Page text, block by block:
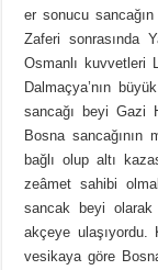
er sonucu sancağın
Zaferi sonrasında
Osmanlı kuvvetleri
Dalmaçya’nın
sancağı beyi Gazi
Bosna sancağının
bağlı olup altı
zeâmet sahibi
sancak beyi olarak
akçeye
vesikaya göre